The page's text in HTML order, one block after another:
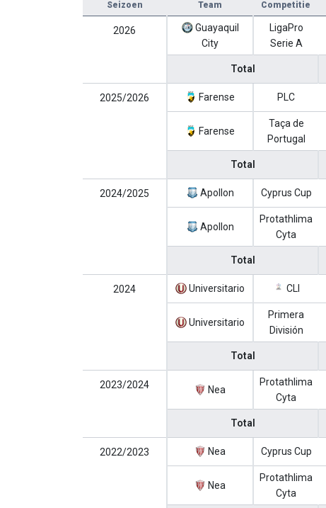
Seizoen Team Competitie
2026
Guayaquil
City
LigaPro
Serie A
Total
2025/2026 Farense PLC
Farense
Taça de
Portugal
Total
2024/2025 Apollon Cyprus Cup
Apollon
Protathlima
Cyta
Total
2024 Universitario CLI
Universitario
Primera
División
Total
2023/2024 Nea
Protathlima
Cyta
Total
2022/2023 Nea Cyprus Cup
Nea
Protathlima
Cyta